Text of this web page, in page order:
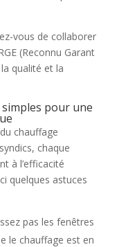
vous de collaborer
(Reconnu Garant
qualité et la
pour une
chauffage
chaque
à l’efficacité
quelques astuces
pas les fenêtres
le chauffage est en